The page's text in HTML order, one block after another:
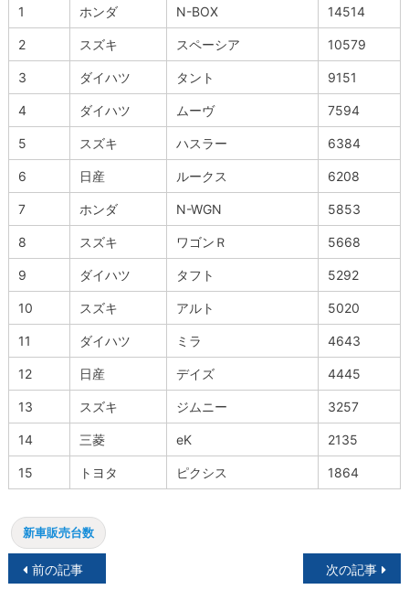
1 ホンダ N-BOX 14514
2 スズキ スペーシア 10579
3 ダイハツ タント 9151
4 ダイハツ ムーヴ 7594
5 スズキ ハスラー 6384
6 日産 ルークス 6208
7 ホンダ N-WGN 5853
8 スズキ ワゴンＲ 5668
9 ダイハツ タフト 5292
10 スズキ アルト 5020
11 ダイハツ ミラ 4643
12 日産 デイズ 4445
13 スズキ ジムニー 3257
14 三菱 eK 2135
15 トヨタ ピクシス 1864
新車販売台数
投前の記事 次の記事